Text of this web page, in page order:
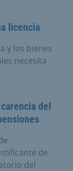
licencia
y los bienes
necesita
del
de
del